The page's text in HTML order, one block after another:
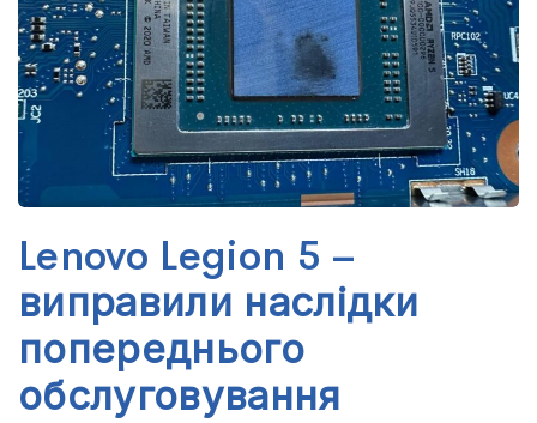
Lenovo Legion 5 –
виправили наслідки
попереднього
обслуговування